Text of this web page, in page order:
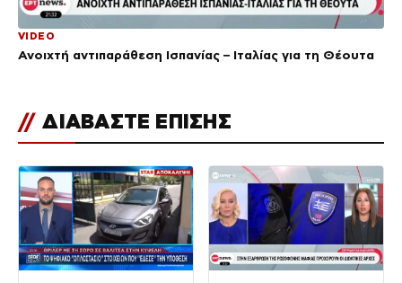
VIDEO
Ανοιχτή αντιπαράθεση Ισπανίας – Ιταλίας για τη Θέουτα
// ΔΙΑΒΑΣΤΕ ΕΠΙΣΗΣ